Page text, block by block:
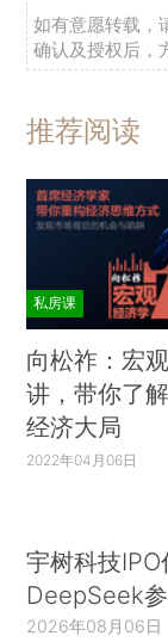
如有意愿转载，
确认及授权后，
推荐阅读
私房课
向松祚：宏
讲，带你了
经济大局
2022年04月06日
宇树科技
DeepSeek
2026年08月06日